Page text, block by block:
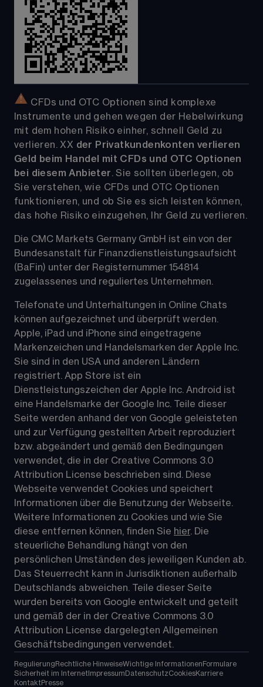
CFDs und OTC Optionen sind komplexe
Instrumente und gehen wegen der Hebelwirkung
mit dem hohen Risiko einher, schnell Geld zu
verlieren. XX der Privatkundenkonten verlieren
Geld beim Handel mit CFDs und OTC Optionen
bei diesem Anbieter. Sie sollten überlegen, ob
Sie verstehen, wie CFDs und OTC Optionen
funktionieren, und ob Sie es sich leisten können,
das hohe Risiko einzugehen, Ihr Geld zu verlieren.
Die CMC Markets Germany GmbH ist ein von der
Bundesanstalt für Finanzdienstleistungsaufsicht
(BaFin) unter der Registernummer 154814
zugelassenes und reguliertes Unternehmen.
Telefonate und Unterhaltungen in Online Chats
können aufgezeichnet und überprüft werden.
Apple, iPad und iPhone sind eingetragene
Markenzeichen und Handelsmarken der Apple Inc.
Sie sind in den USA und anderen Ländern
registriert. App Store ist ein
Dienstleistungszeichen der Apple Inc. Android ist
eine Handelsmarke der Google Inc. Teile dieser
Seite werden anhand der von Google geleisteten
und zur Verfügung gestellten Arbeit reproduziert
bzw. abgeändert und gemäß den Bedingungen
verwendet, die in der Creative Commons 3.0
Attribution License beschrieben sind. Diese
Webseite verwendet Cookies und speichert
Informationen über die Benutzung der Webseite.
Weitere Informationen zu Cookies und wie Sie
diese entfernen können, finden Sie hier. Die
steuerliche Behandlung hängt von den
persönlichen Umständen des jeweiligen Kunden ab.
Das Steuerrecht kann in Jurisdiktionen außerhalb
Deutschlands abweichen. Teile dieser Seite
wurden bereits von Google entwickelt und geteilt
und gemäß der in der Creative Commons 3.0
Attribution License dargelegten Allgemeinen
Geschäftsbedingungen verwendet.
Regulierung Rechtliche HinweiseWichtige Informationen Formulare
Sicherheit im Internet Impressum DatenschutzCookiesKarriere
KontaktPresse